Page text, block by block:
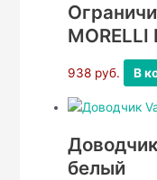
MORELLI
938 руб. В
белый